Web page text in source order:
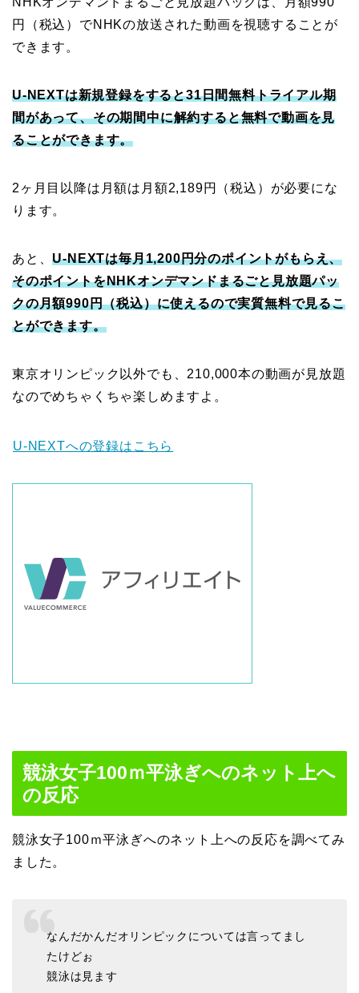
円（税込）でNHKの放送された動画を視聴することが
できます。
U-NEXTは新規登録をすると31日間無料トライアル期
間があって、その期間中に解約すると無料で動画を見
ることができます。
2ヶ月目以降は月額は月額2,189円（税込）が必要にな
ります。
あと、U-NEXTは毎月1,200円分のポイントがもらえ、
そのポイントをNHKオンデマンドまるごと見放題パッ
クの月額990円（税込）に使えるので実質無料で見るこ
とができます。
東京オリンピック以外でも、210,000本の動画が見放題
なのでめちゃくちゃ楽しめますよ。
U-NEXTへの登録はこちら
競泳女子100ｍ平泳ぎへのネット上へ
の反応
競泳女子100ｍ平泳ぎへのネット上への反応を調べてみ
ました。
なんだかんだオリンピックについては言ってまし
たけどぉ
競泳は見ます